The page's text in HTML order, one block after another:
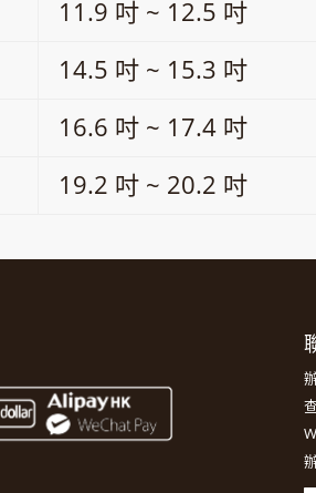
11.9 吋 ~ 12.5 吋
14.5 吋 ~ 15.3 吋
16.6 吋 ~ 17.4 吋
19.2 吋 ~ 20.2 吋